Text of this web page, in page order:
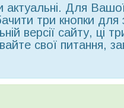
актуальні. Для
три кнопки для
версії сайту, ці
свої питання,